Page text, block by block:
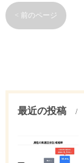
< 前のページ
最近の投稿